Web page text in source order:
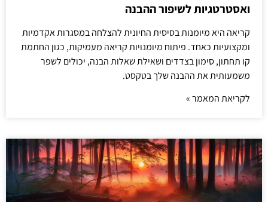
ואסטרטגיות לשיפור ההבנה
קריאה היא מיומנות בסיסית החיונית להצלחה במסגרות אקדמיות
ומקצועיות כאחד. פיתוח מיומנויות קריאה מעמיקות, כגון החתמת
קו תחתון, סימון בצדדים ושאילת שאלות הבנה, יכולים לשפר
משמעותית את ההבנה שלך בטקסט.
לקריאת המאמר »